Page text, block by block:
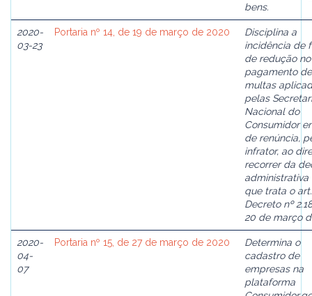
bens.
2020-
03-23
Portaria nº 14, de 19 de março de 2020
Disciplina a
incidência de
de redução no
pagamento de
multas
pelas
Nacional do
Consumidor
de renúncia,
infrator, ao
recorrer da
administrativa
que trata o
Decreto nº
20 de março
2020-
04-
07
Portaria nº 15, de 27 de março de 2020
Determina o
cadastro de
empresas na
plataforma